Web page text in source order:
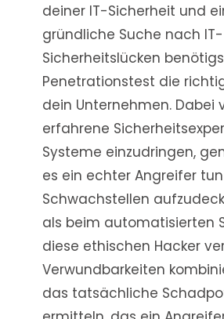
deiner IT-Sicherheit und
gründliche Suche nach IT-
Sicherheitslücken
Penetrationstest die
dein Unternehmen. Dabei
erfahrene
Systeme einzudringen,
es ein echter Angreifer
Schwachstellen
als beim automatisierten
diese ethischen Hacker
Verwundbarkeiten
das tatsächliche